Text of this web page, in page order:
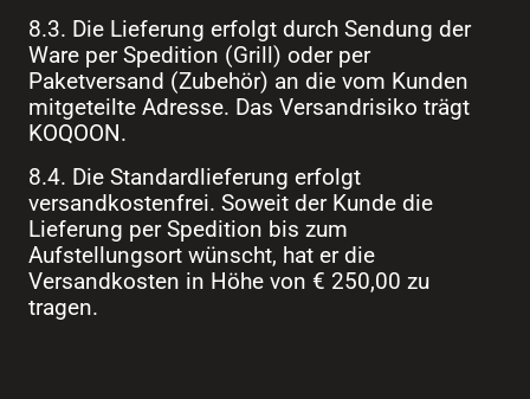
8.3. Die Lieferung erfolgt durch Sendung der
Ware per Spedition (Grill) oder per
Paketversand (Zubehör) an die vom Kunden
mitgeteilte Adresse. Das Versandrisiko trägt
KOQOON.
8.4. Die Standardlieferung erfolgt
versandkostenfrei. Soweit der Kunde die
Lieferung per Spedition bis zum
Aufstellungsort wünscht, hat er die
Versandkosten in Höhe von € 250,00 zu
tragen.